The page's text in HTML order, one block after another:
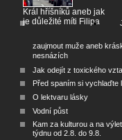
Král hříšníků aneb jak
je důležité míti Filipa
zaujmout muže aneb
nesnázích
Jak odejít z toxického
Před spaním si vychlaďte
O lektvaru lásky
Vodní půst
Kam za kulturou a na
týdnu od 2.8. do 9.8.